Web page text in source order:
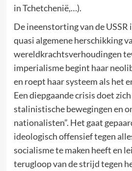
in Tchetchenië,…).
De ineenstorting van de USSR
quasi algemene herschikking
wereldkrachtsverhoudingen
imperialisme begint haar
en roept haar systeem als het
Een diepgaande crisis doet
stalinistische bewegingen en
nationalisten”. Het gaat
ideologisch offensief tegen
socialisme te maken heeft en
terugloop van de strijd tegen